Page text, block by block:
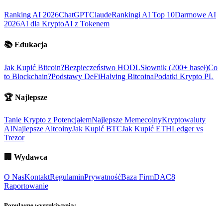
Ranking AI 2026ChatGPTClaudeRankingi AI Top 10Darmowe AI
2026AI dla KryptoAI z Tokenem
📚 Edukacja
Jak Kupić Bitcoin?Bezpieczeństwo HODLSłownik (200+ haseł)Co
to Blockchain?Podstawy DeFiHalving BitcoinaPodatki Krypto PL
🏆 Najlepsze
Tanie Krypto z PotencjałemNajlepsze MemecoinyKryptowaluty
AINajlepsze AltcoinyJak Kupić BTCJak Kupić ETHLedger vs
Trezor
🏢 Wydawca
O NasKontaktRegulaminPrywatnośćBaza FirmDAC8
Raportowanie